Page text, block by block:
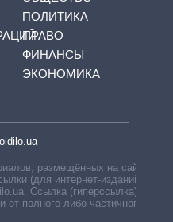
ПОЛИТИКА
ПРАВО
ФИНАНСЫ
ЭКОНОМИКА
размещённых на сайте,
(для интернет-изданий —
Ссылка (гиперссылка)
полного либо частичного